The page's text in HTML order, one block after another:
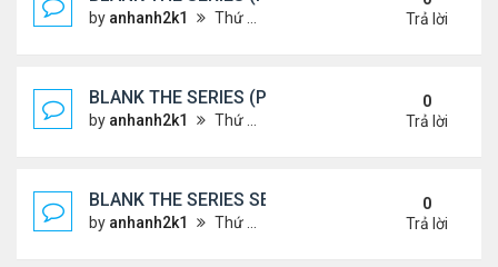
by anhanh2k1 Thứ 6 Tháng 5 24, 2024 1:54 am
Trả lời
BLANK THE SERIES (PHẦN 2)
by anhanh2k1 Thứ 6 Tháng 5 24, 2024 1:53 am
0
Trả lời
BLANK THE SERIES SEASON 2 (2024)
by anhanh2k1 Thứ 5 Tháng 5 23, 2024 1:03 am
0
Trả lời